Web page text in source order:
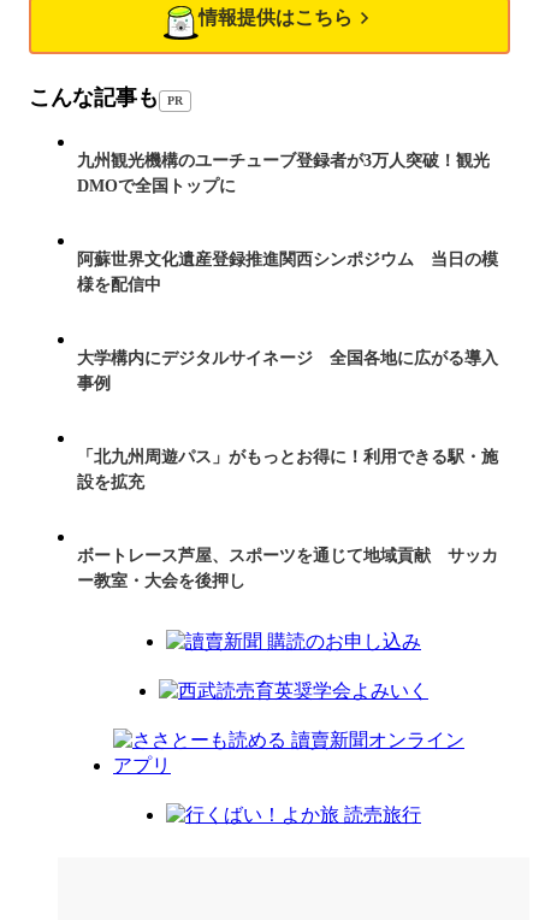
情報提供はこちら
こんな記事も PR
九州観光機構のユーチューブ登録者が3万人突破！観光
DMOで全国トップに
阿蘇世界文化遺産登録推進関西シンポジウム 当日の模
様を配信中
大学構内にデジタルサイネージ 全国各地に広がる導入
事例
「北九州周遊パス」がもっとお得に！利用できる駅・施
設を拡充
ボートレース芦屋、スポーツを通じて地域貢献 サッカ
ー教室・大会を後押し